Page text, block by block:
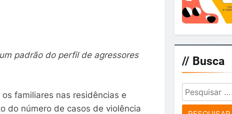
padrão do perfil de agressores
familiares nas residências e
do número de casos de violência
// Busca
Pesquisar
por: